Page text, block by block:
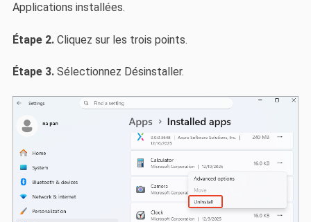
Applications installées.
Étape 2.Cliquez sur les trois points.
Étape 3.Sélectionnez Désinstaller.